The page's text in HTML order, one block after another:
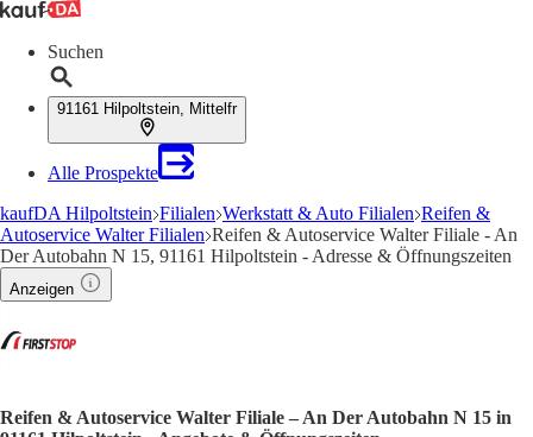
Suchen
91161 Hilpoltstein, Mittelfr
Alle Prospekte
kaufDA Hilpoltstein Filialen Werkstatt & Auto Filialen Reifen &
Autoservice Walter Filialen Reifen & Autoservice Walter Filiale - An
Der Autobahn N 15, 91161 Hilpoltstein - Adresse & Öffnungszeiten
Anzeigen
Reifen & Autoservice Walter Filiale – An Der Autobahn N 15 in